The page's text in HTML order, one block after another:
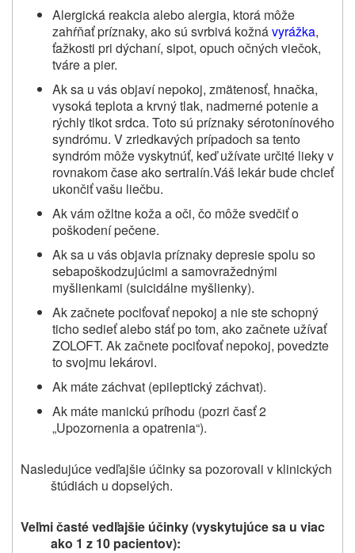
Alergická reakcia alebo alergia, ktorá môže
zahŕňať príznaky, ako sú svrbivá kožnávyrážka,
ťažkosti pri dýchaní, sipot, opuch očných viečok,
tváre a pier.
Ak sa u vás objaví nepokoj, zmätenosť, hnačka,
vysoká teplota a krvný tlak, nadmerné potenie a
rýchly tlkot srdca. Toto sú príznaky sérotonínového
syndrómu. V zriedkavých prípadoch sa tento
syndróm môže vyskytnúť, keď užívate určité lieky v
rovnakom čase ako sertralín.Váš lekár bude chcieť
ukončiť vašu liečbu.
Ak vám ožltne koža a oči, čo môže svedčiť o
poškodení pečene.
Ak sa u vás objavia príznaky depresie spolu so
sebapoškodzujúcimi a samovražednými
myšlienkami (suicidálne myšlienky).
Ak začnete pociťovať nepokoj a nie ste schopný
ticho sedieť alebo stáť po tom, ako začnete užívať
ZOLOFT. Ak začnete pociťovať nepokoj, povedzte
to svojmu lekárovi.
Ak máte záchvat (epileptický záchvat).
Ak máte manickú príhodu (pozri časť 2
„Upozornenia a opatrenia“).
Nasledujúce vedľajšie účinky sa pozorovali v klinických
štúdiách u dopselých.
Veľmi časté vedľajšie účinky (vyskytujúce sa u viac
ako 1 z 10 pacientov):